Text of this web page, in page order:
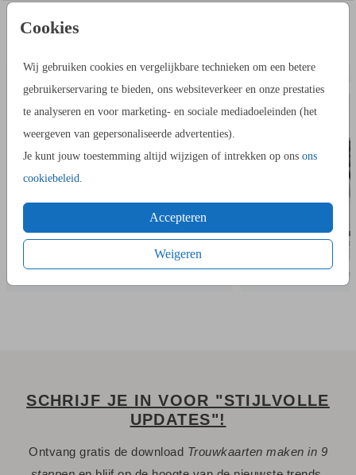
Cookies
Wij gebruiken cookies en vergelijkbare technieken om een betere
gebruikerservaring te bieden, ons websiteverkeer en onze prestaties
te analyseren en voor marketing- en sociale mediadoeleinden (het
weergeven van gepersonaliseerde advertenties).
Je kunt jouw toestemming altijd wijzigen of intrekken op ons ons
cookiebeleid.
Accepteren
Weigeren
Simply Lovely.
HANDIG OM TE WETEN
- Materiaal: je kan kiezen uit verschillende materialen, kies
eerst het materiaal voordat je verder gaat.
- Formaat: kies uit de verschillende mogelijkheden
- De standaard is niet inbegrepen
Toch nog verder zoeken? Ga terug naar allewelkomstborden.
Heb je nog een vraag? Neem
je graag.
IN DEZELFDE STIJL KUN JE DIT OOK
SCHRIJF JE IN VOOR "STIJLVOLLE
UPDATES"!
Ontvang gratis de download Trouwkaarten maken in 9